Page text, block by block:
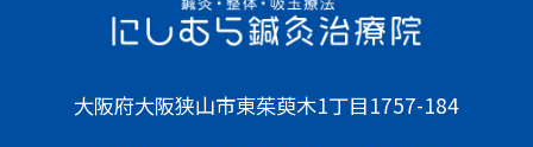
大阪府大阪狭山市東茱萸木1丁目1757-184